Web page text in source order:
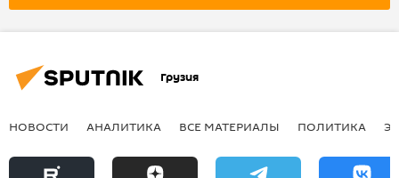
Грузия
НОВОСТИ АНАЛИТИКА ВСЕ МАТЕРИАЛЫ ПОЛИТИКА